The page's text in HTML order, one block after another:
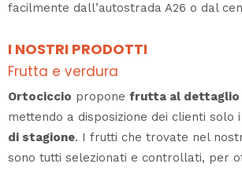
facilmente dall’autostrada A26 o dal
I NOSTRI PRODOTTI
Frutta e verdura
Ortociccio propone frutta al dettaglio
mettendo a disposizione dei clienti solo i
di stagione. I frutti che trovate nel
sono tutti selezionati e controllati, per